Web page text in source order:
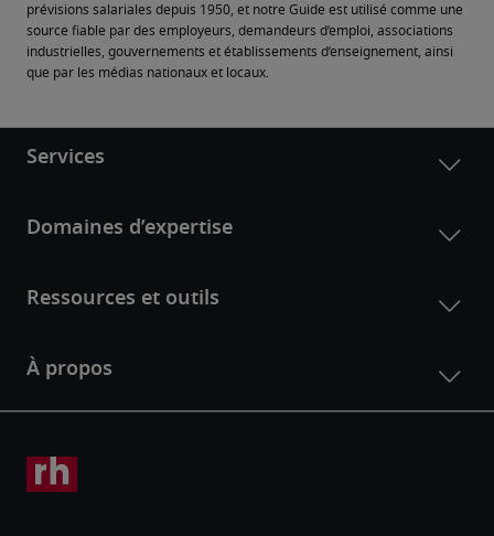
prévisions salariales depuis 1950, et notre Guide est utilisé comme une
source fiable par des employeurs, demandeurs d’emploi, associations
industrielles, gouvernements et établissements d’enseignement, ainsi
que par les médias nationaux et locaux.